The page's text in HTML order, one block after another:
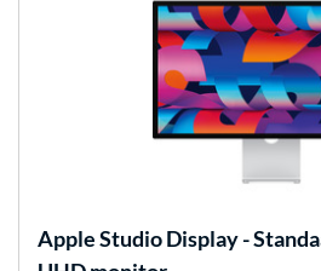
AppleStudio Display -